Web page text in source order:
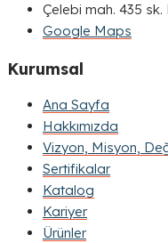
Çelebi mah. 435
Google Maps
Kurumsal
Ana Sayfa
Hakkımızda
Vizyon, Misyon,
Sertifikalar
Katalog
Kariyer
Ürünler